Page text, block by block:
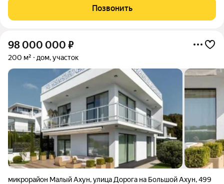
по границе Дорога асфальт Остановка рядом По всем
оставшимся вопросам звоните.
Позвонить
98 000 000 ₽
200 м² дом, участок
микрорайон Малый Ахун,улица Дорога на Большой Ахун,499